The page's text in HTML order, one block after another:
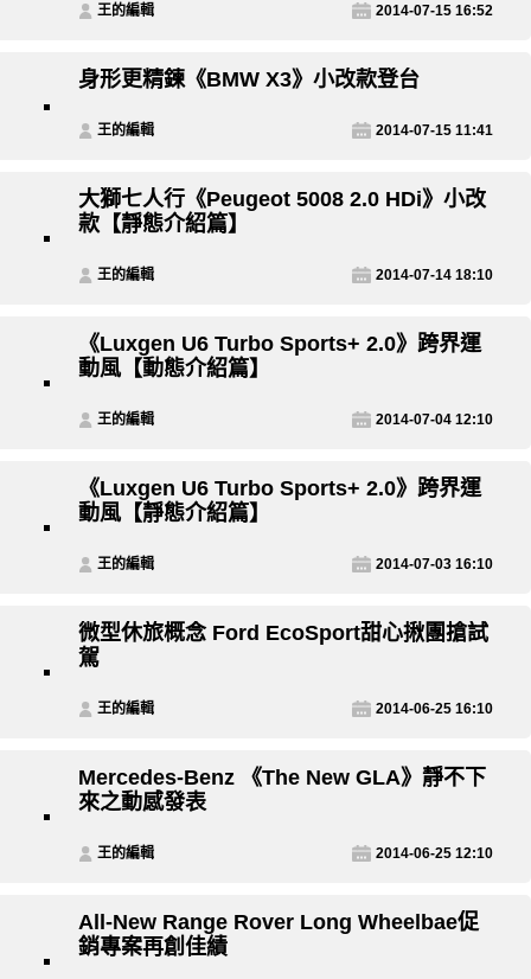
王的編輯 2014-07-15 16:52
身形更精鍊《BMW X3》小改款登台
王的編輯 2014-07-15 11:41
大獅七人行《Peugeot 5008 2.0 HDi》小改
款【靜態介紹篇】
王的編輯 2014-07-14 18:10
《Luxgen U6 Turbo Sports+ 2.0》跨界運
動風【動態介紹篇】
王的編輯 2014-07-04 12:10
《Luxgen U6 Turbo Sports+ 2.0》跨界運
動風【靜態介紹篇】
王的編輯 2014-07-03 16:10
微型休旅概念 Ford EcoSport甜心揪團搶試
駕
王的編輯 2014-06-25 16:10
Mercedes-Benz 《The New GLA》靜不下
來之動感發表
王的編輯 2014-06-25 12:10
All-New Range Rover Long Wheelbae促
銷專案再創佳績